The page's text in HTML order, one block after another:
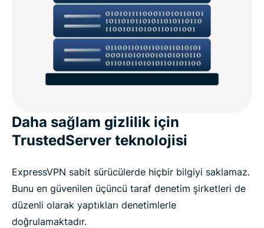
Daha sağlam gizlilik için
TrustedServer teknolojisi
ExpressVPN sabit sürücülerde hiçbir bilgiyi saklamaz.
Bunu en güvenilen üçüncü taraf denetim şirketleri de
düzenli olarak yaptıkları denetimlerle
doğrulamaktadır.